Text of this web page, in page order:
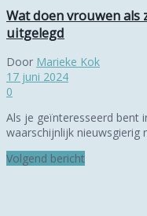
Wat doen vrouwen als
uitgelegd
Door Marieke Kok
17 juni 2024
0
Als je geïnteresseerd bent
waarschijnlijk nieuwsgierig
Volgend bericht